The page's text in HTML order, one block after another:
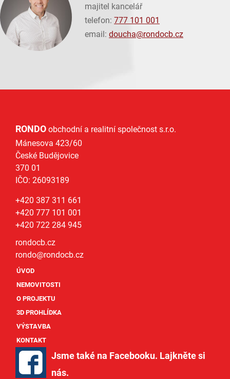
majitel kancelář
telefon: 777 101 001
email: doucha@rondocb.cz
RONDO obchodní a realitní společnost s.r.o.
Mánesova 423/60
České Budějovice
370 01
IČO: 26093189
+420 387 311 661
+420 777 101 001
+420 722 284 945
rondocb.cz
rondo@rondocb.cz
ÚVOD
NEMOVITOSTI
O PROJEKTU
3D PROHLÍDKA
VÝSTAVBA
KONTAKT
Jsme také na Facebooku. Lajkněte si
nás.